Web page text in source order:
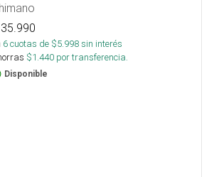
35.990
6cuotas de $5.998sin interés
$1.440 por transferencia.
Disponible